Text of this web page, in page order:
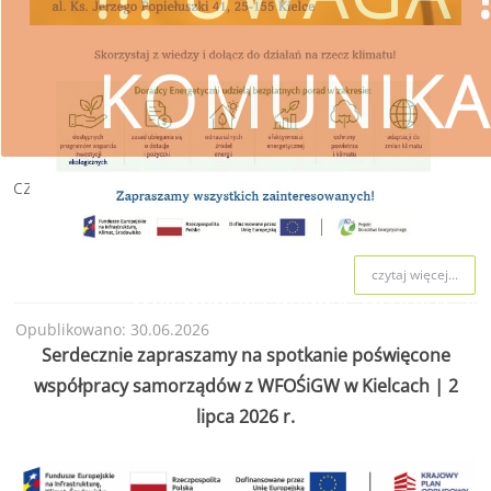
czytaj więcej
Wojewódzki Fundusz Ochrony
czytaj więcej...
Opublikowano: 30.06.2026
Serdecznie zapraszamy na spotkanie poświęcone
współpracy samorządów z WFOŚiGW w Kielcach | 2
lipca 2026 r.